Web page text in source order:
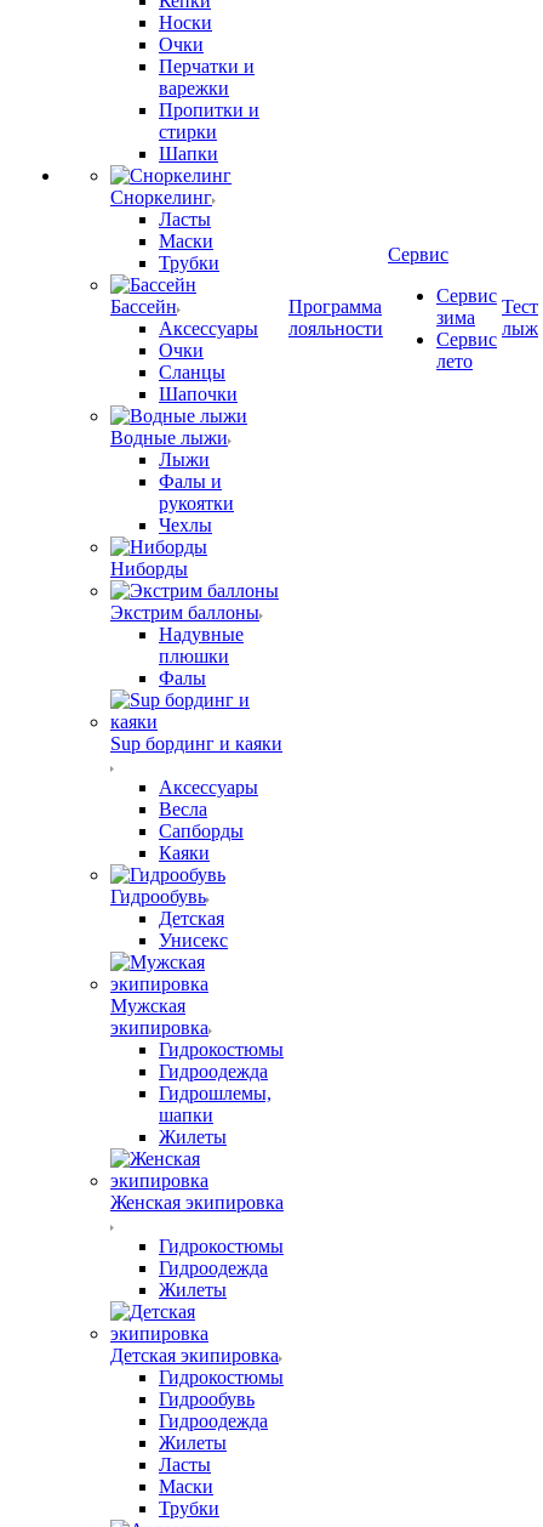
Носки
Очки
Перчатки и
варежки
Пропитки и
стирки
Шапки
Сноркелинг
Ласты
Маски
Трубки
Бассейн
Аксессуары
Очки
Сланцы
Шапочки
Водные лыжи
Лыжи
Фалы и
рукоятки
Чехлы
Ниборды
Экстрим баллоны
Надувные
плюшки
Фалы
Sup бординг и каяки
Аксессуары
Весла
Сапборды
Каяки
Гидрообувь
Детская
Унисекс
Мужская
экипировка
Гидрокостюмы
Гидроодежда
Гидрошлемы,
шапки
Жилеты
Женская экипировка
Гидрокостюмы
Гидроодежда
Жилеты
Детская экипировка
Гидрокостюмы
Гидрообувь
Гидроодежда
Жилеты
Ласты
Маски
Трубки
Программа
лояльности
Сервис
Сервис
зима
Сервис
лето
Тест
лыж